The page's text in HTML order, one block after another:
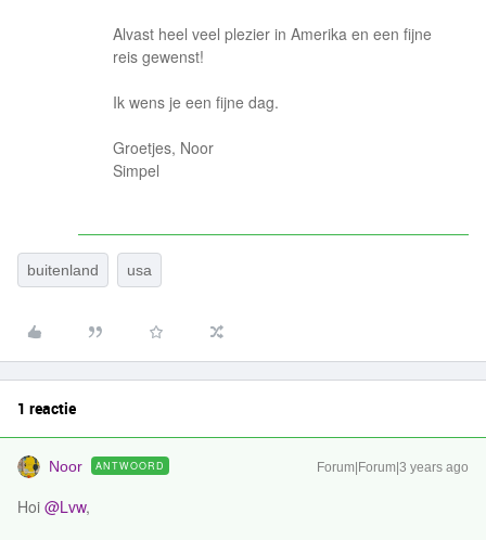
Alvast heel veel plezier in Amerika en een fijne
reis gewenst!
Ik wens je een fijne dag.
Groetjes, Noor
Simpel
buitenland usa
1 reactie
Noor ANTWOORD Forum|Forum|3 years ago
Hoi @Lvw,